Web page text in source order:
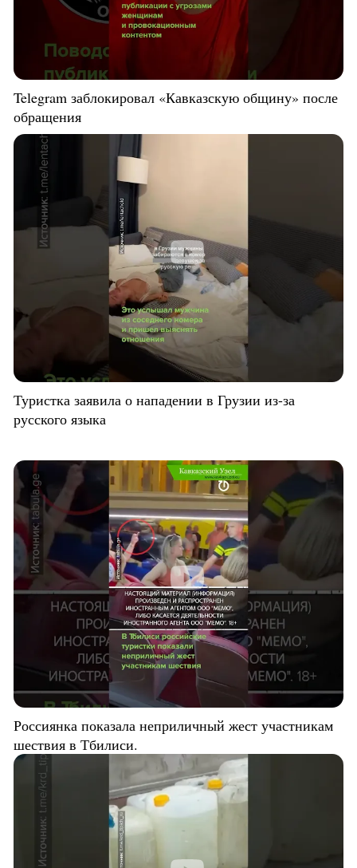
Telegram заблокировал «Кавказскую общину» после
обращения
Туристка заявила о нападении в Грузии из-за
русского языка
Россиянка показала неприличный жест участникам
шествия в Тбилиси.